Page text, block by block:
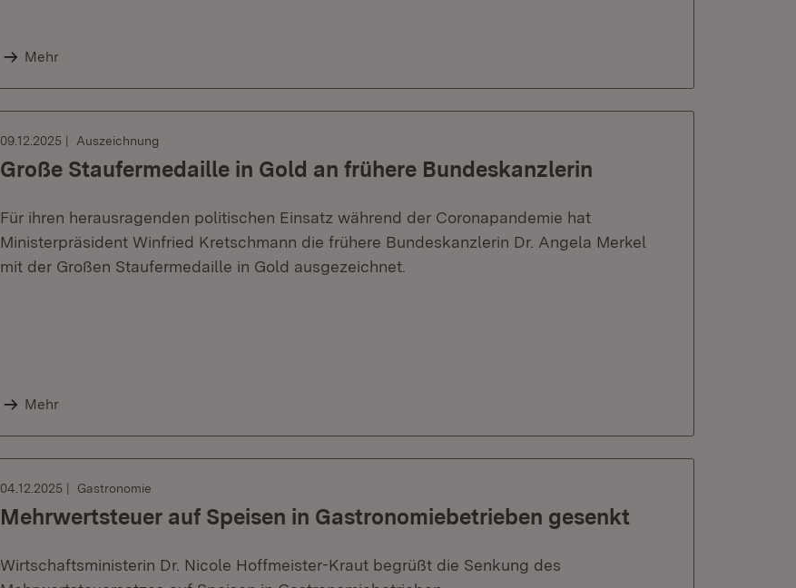
Mehr
09.12.2025 Auszeichnung
Große Staufermedaille in Gold an frühere Bundeskanzlerin
Für ihren herausragenden politischen Einsatz während der Coronapandemie hat
Ministerpräsident Winfried Kretschmann die frühere Bundeskanzlerin Dr. Angela Merkel
mit der Großen Staufermedaille in Gold ausgezeichnet.
Mehr
04.12.2025 Gastronomie
Mehrwertsteuer auf Speisen in Gastronomiebetrieben gesenkt
Wirtschaftsministerin Dr. Nicole Hoffmeister-Kraut begrüßt die Senkung des